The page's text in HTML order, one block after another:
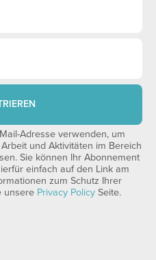
Adresse verwenden, um
und Aktivitäten im Bereich
Sie können Ihr Abonnement
einfach auf den Link am
zum Schutz Ihrer
unsere Privacy Policy Seite.